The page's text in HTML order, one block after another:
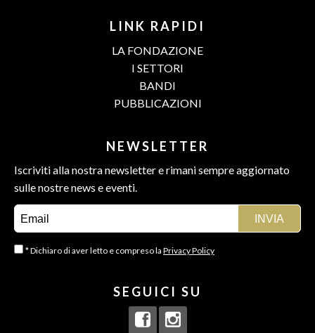
LINK RAPIDI
LA FONDAZIONE
I SETTORI
BANDI
PUBBLICAZIONI
NEWSLETTER
Iscriviti alla nostra newsletter e rimani sempre aggiornato
sulle nostre news e eventi.
* Dichiaro di aver letto e compreso la Privacy Policy
SEGUICI SU